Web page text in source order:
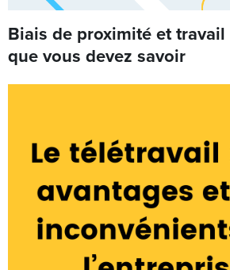
Biais de proximité et
que vous devez savoir